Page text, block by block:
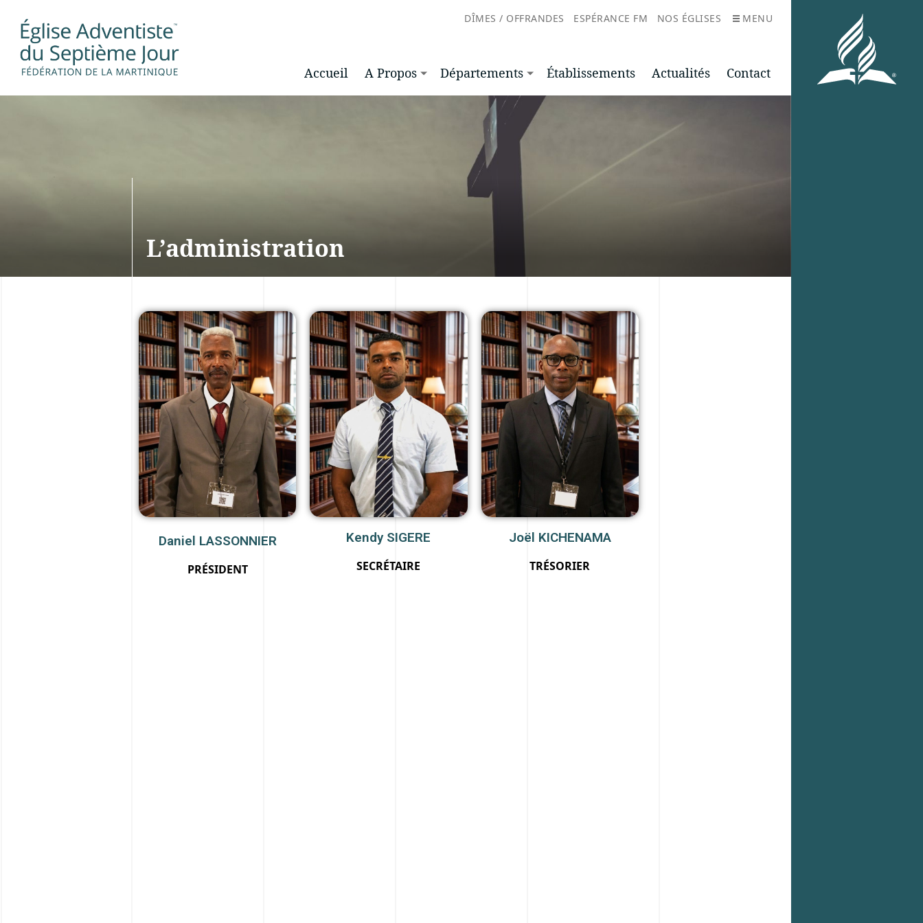
DÎMES / OFFRANDES ESPÉRANCE FM NOS ÉGLISES MENU
Accueil A Propos Départements Établissements Actualités Contact
L’administration
Daniel LASSONNIER
PRÉSIDENT
Kendy SIGERE
SECRÉTAIRE
Joël KICHENAMA
TRÉSORIER